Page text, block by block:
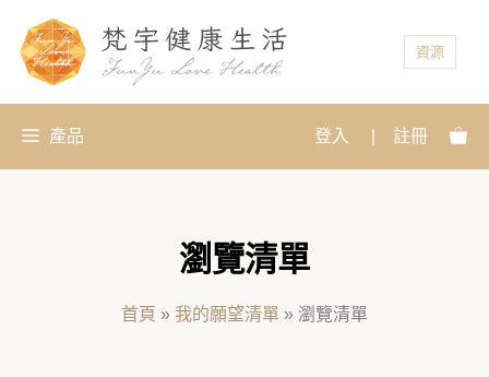
資源
產品 登入 註冊
瀏覽清單
首頁 » 我的願望清單 » 瀏覽清單